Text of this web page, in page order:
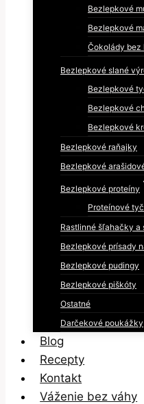
Bezlepkové
Bezlepkové
Čokolády bez
Bezlepkové slané
Bezlepkové
Bezlepkové
Bezlepkové
Bezlepkové raňajky
Bezlepkové
Bezlepkové proteíny
Proteínové
Rastlinné šľahačky a
Bezlepkové prísady
Bezlepkové pudingy
Bezlepkové piškóty
Ostatné
Darčekové poukážky
Blog
Recepty
Kontakt
Váženie bez váhy